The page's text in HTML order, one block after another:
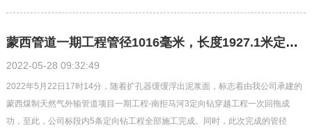
蒙西管道一期工程管径1016毫米，长度1927.1米定向钻回拖成功！
2022-05-28 09:32:49
2022年5月22日17时14分，随着扩孔器缓缓浮出泥浆面，标志着由我公司承建的
蒙西煤制天然气外输管道项目一期工程-南拒马河3定向钻穿越工程一次回拖成
功，至此，公司标段内5条定向钻工程全部施工完成。同时，此次完成的管径